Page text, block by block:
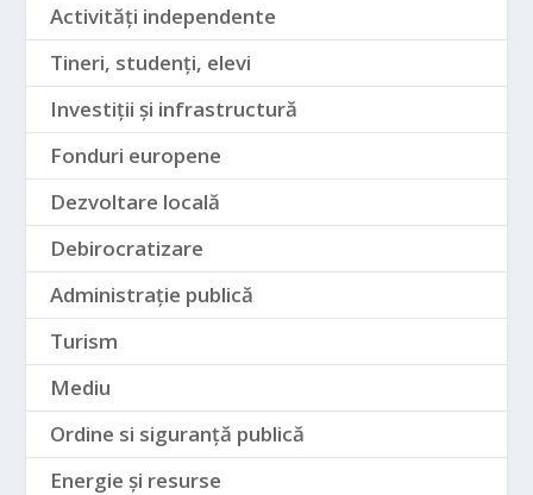
Activități independente
Tineri, studenți, elevi
Investiții și infrastructură
Fonduri europene
Dezvoltare locală
Debirocratizare
Administrație publică
Turism
Mediu
Ordine si siguranță publică
Energie și resurse